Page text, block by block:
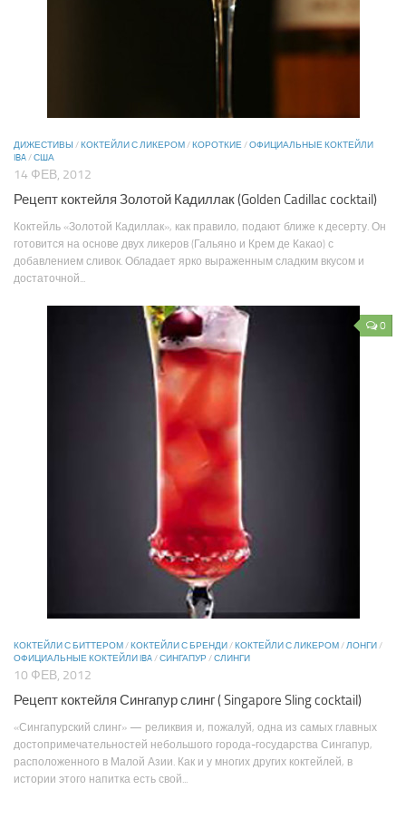
ДИЖЕСТИВЫ /КОКТЕЙЛИ С ЛИКЕРОМ/КОРОТКИЕ/ОФИЦИАЛЬНЫЕ КОКТЕЙЛИ
IBA/США
14 ФЕВ, 2012
Рецепт коктейля Золотой Кадиллак (Golden Cadillac cocktail)
Коктейль «Золотой Кадиллак», как правило, подают ближе к десерту. Он
готовится на основе двух ликеров (Гальяно и Крем де Какао) с
добавлением сливок. Обладает ярко выраженным сладким вкусом и
достаточной...
0
КОКТЕЙЛИ С БИТТЕРОМ/КОКТЕЙЛИ С БРЕНДИ/КОКТЕЙЛИ С ЛИКЕРОМ/ЛОНГИ/
ОФИЦИАЛЬНЫЕ КОКТЕЙЛИ IBA/СИНГАПУР /СЛИНГИ
10 ФЕВ, 2012
Рецепт коктейля Сингапур слинг ( Singapore Sling cocktail)
«Сингапурский слинг» — реликвия и, пожалуй, одна из самых главных
достопримечательностей небольшого города-государства Сингапур,
расположенного в Малой Азии. Как и у многих других коктейлей, в
истории этого напитка есть свой...